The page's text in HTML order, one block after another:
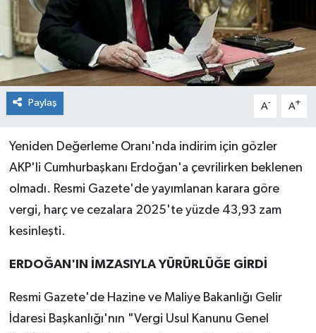
Paylaş A- A+
Yeniden Değerleme Oranı'nda indirim için gözler
AKP'li Cumhurbaşkanı Erdoğan'a çevrilirken beklenen
olmadı. Resmi Gazete'de yayımlanan karara göre
vergi, harç ve cezalara 2025'te yüzde 43,93 zam
kesinleşti.
ERDOĞAN'IN İMZASIYLA YÜRÜRLÜĞE GİRDİ
Resmi Gazete'de Hazine ve Maliye Bakanlığı Gelir
İdaresi Başkanlığı'nın "Vergi Usul Kanunu Genel